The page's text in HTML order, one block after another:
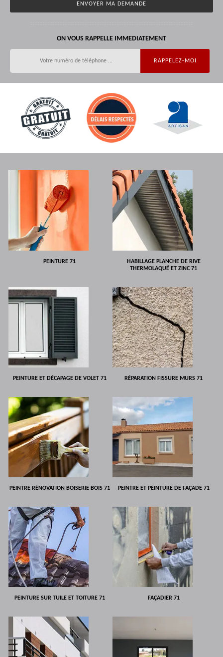
ON VOUS RAPPELLE IMMEDIATEMENT
PEINTURE 71
HABILLAGE PLANCHE DE RIVE
THERMOLAQUÉ ET ZINC 71
PEINTURE ET DÉCAPAGE DE VOLET 71 RÉPARATION FISSURE MURS 71
PEINTRE RÉNOVATION BOISERIE BOIS 71 PEINTRE ET PEINTURE DE FAÇADE 71
PEINTURE SUR TUILE ET TOITURE 71 FAÇADIER 71